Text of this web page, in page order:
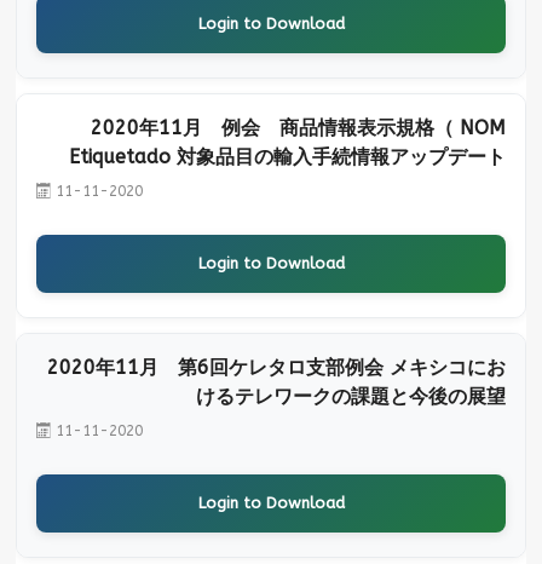
Login to Download
2020年11月 例会 商品情報表示規格（ NOM
Etiquetado 対象品目の輸入手続情報アップデート
11-11-2020
Login to Download
2020年11月 第6回ケレタロ支部例会 メキシコにお
けるテレワークの課題と今後の展望
11-11-2020
Login to Download